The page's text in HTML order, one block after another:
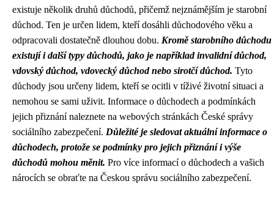
existuje několik druhů důchodů, přičemž nejznámějším je starobní
důchod. Ten je určen lidem, kteří dosáhli důchodového věku a
odpracovali dostatečně dlouhou dobu. Kromě starobního důchodu
existují i další typy důchodů, jako je například invalidní důchod,
vdovský důchod, vdovecký důchod nebo sirotčí důchod. Tyto
důchody jsou určeny lidem, kteří se ocitli v tíživé životní situaci a
nemohou se sami uživit. Informace o důchodech a podmínkách
jejich přiznání naleznete na webových stránkách České správy
sociálního zabezpečení. Důležité je sledovat aktuální informace o
důchodech, protože se podmínky pro jejich přiznání i výše
důchodů mohou měnit. Pro více informací o důchodech a vašich
nárocích se obraťte na Českou správu sociálního zabezpečení.